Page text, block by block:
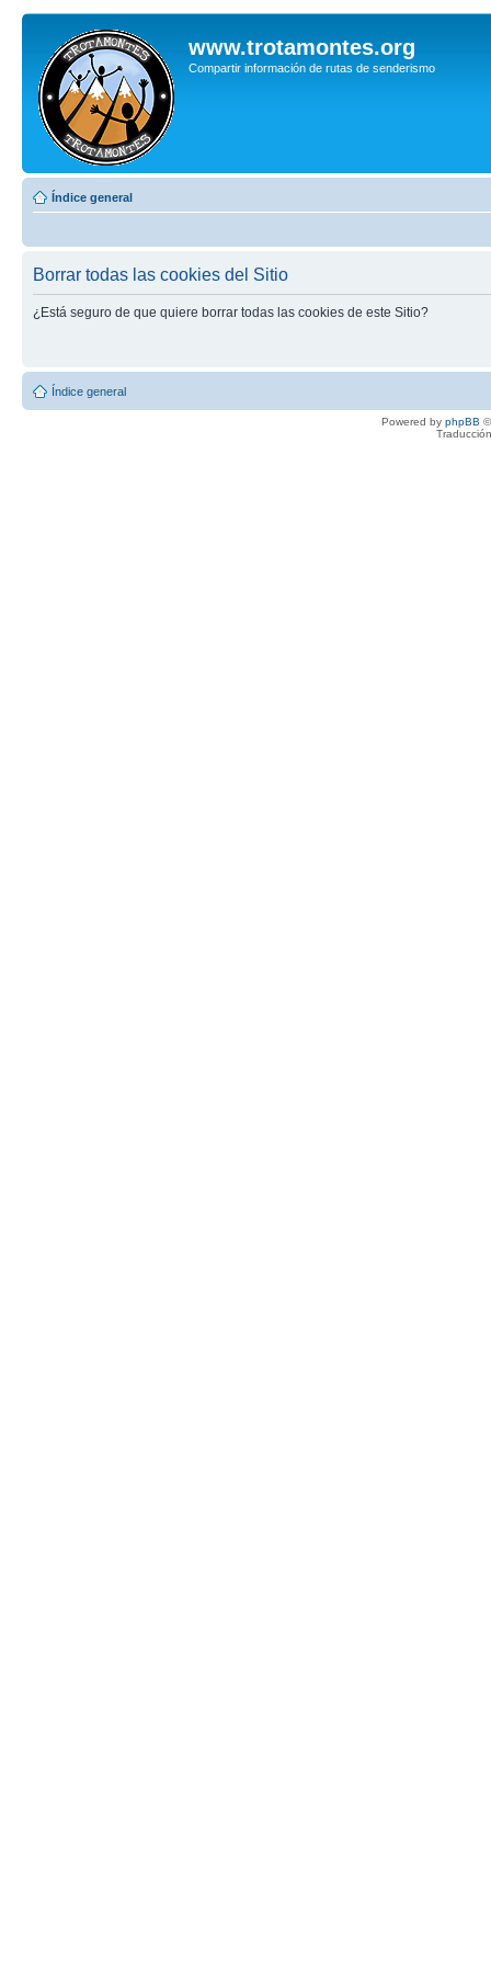
www.trotamontes.org
Compartir información de rutas de senderismo
Índice general
Borrar todas las cookies del Sitio
¿Está seguro de que quiere borrar todas las cookies de este Sitio?
Índice general
Powered by phpBB